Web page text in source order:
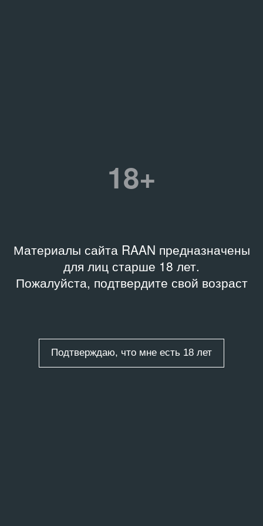
18+
Материалы сайта RAAN предназначены
для лиц старше 18 лет.
Пожалуйста, подтвердите свой возраст
Подтверждаю, что мне есть 18 лет